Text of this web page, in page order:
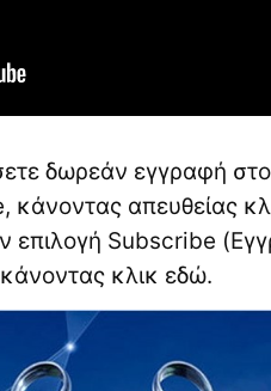
δωρεάν εγγραφή
κάνοντας απευθείας
επιλογή Subscribe
κλικ εδώ.